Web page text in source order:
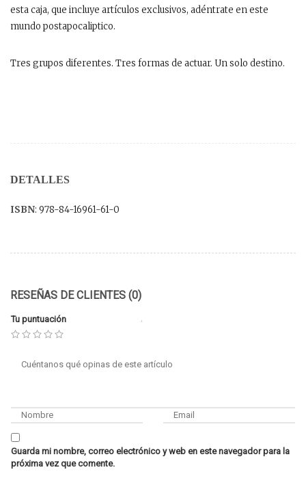
esta caja, que incluye artículos exclusivos, adéntrate en este
mundo postapocaliptico.
Tres grupos diferentes. Tres formas de actuar. Un solo destino.
DETALLES
ISBN: 978-84-16961-61-0
RESEÑAS DE CLIENTES (0)
Tu puntuación
Guarda mi nombre, correo electrónico y web en este navegador para la
próxima vez que comente.